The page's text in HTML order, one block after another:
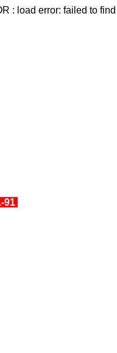
: load error: failed to find
91